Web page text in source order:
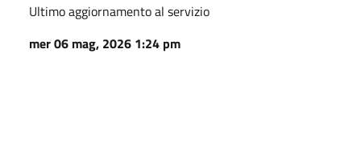
Ultimo aggiornamento al servizio
mer 06 mag, 2026 1:24 pm